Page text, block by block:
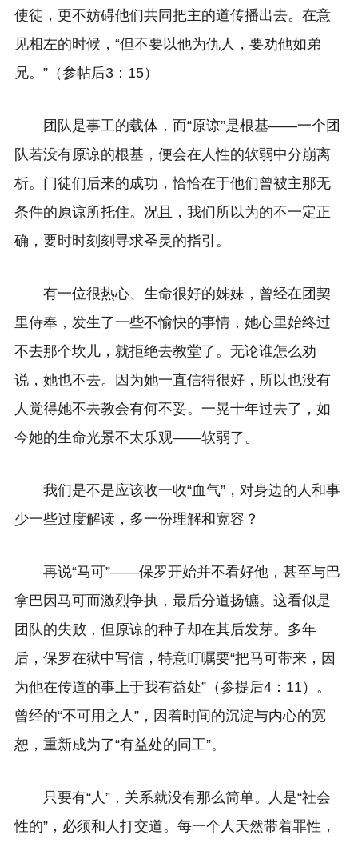
使徒，更不妨碍他们共同把主的道传播出去。在意
见相左的时候，“但不要以他为仇人，要劝他如弟
兄。”（参帖后3：15）
团队是事工的载体，而“原谅”是根基——一个团
队若没有原谅的根基，便会在人性的软弱中分崩离
析。门徒们后来的成功，恰恰在于他们曾被主那无
条件的原谅所托住。况且，我们所以为的不一定正
确，要时时刻刻寻求圣灵的指引。
有一位很热心、生命很好的姊妹，曾经在团契
里侍奉，发生了一些不愉快的事情，她心里始终过
不去那个坎儿，就拒绝去教堂了。无论谁怎么劝
说，她也不去。因为她一直信得很好，所以也没有
人觉得她不去教会有何不妥。一晃十年过去了，如
今她的生命光景不太乐观——软弱了。
我们是不是应该收一收“血气”，对身边的人和事
少一些过度解读，多一份理解和宽容？
再说“马可”——保罗开始并不看好他，甚至与巴
拿巴因马可而激烈争执，最后分道扬镳。这看似是
团队的失败，但原谅的种子却在其后发芽。多年
后，保罗在狱中写信，特意叮嘱要“把马可带来，因
为他在传道的事上于我有益处”（参提后4：11）。
曾经的“不可用之人”，因着时间的沉淀与内心的宽
恕，重新成为了“有益处的同工”。
只要有“人”，关系就没有那么简单。人是“社会
性的”，必须和人打交道。每一个人天然带着罪性，